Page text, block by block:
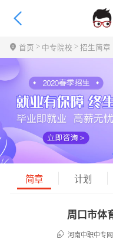
首页 > 中专院校 >招生简章
简章 计划
周口市体
河南中职中专网